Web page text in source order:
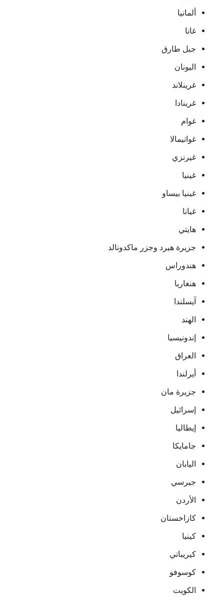
ألمانيا
غانا
جبل طارق
اليونان
غرينلاند
غرينادا
غوام
غواتيمالا
غيرنزي
غينيا
غينيا بيساو
غيانا
هايتي
جزيرة هيرد وجزر ماكدونالد
هندوراس
هنغاريا
آيسلندا
الهند
إندونيسيا
العراق
أيرلندا
جزيرة مان
إسرائيل
إيطاليا
جامايكا
اليابان
جيرسي
الأردن
كازاخستان
كينيا
كيريباتي
كوسوفو
الكويت